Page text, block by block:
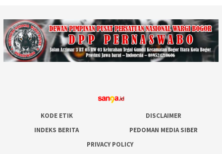
KODE ETIK
DISCLAIMER
INDEKS BERITA
PEDOMAN MEDIA SIBER
PRIVACY POLICY